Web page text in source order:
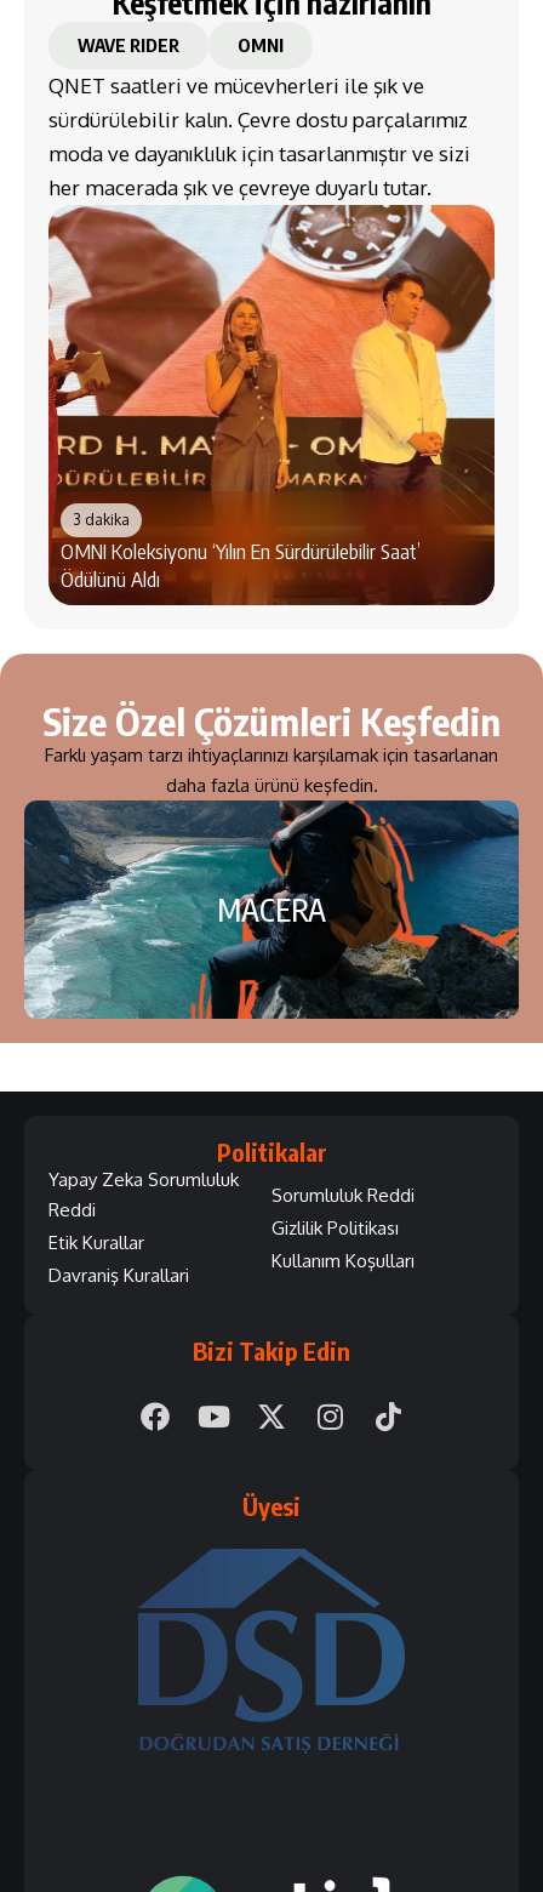
WAVE RIDER OMNI
QNET saatleri ve mücevherleri ile şık ve
sürdürülebilir kalın. Çevre dostu parçalarımız
moda ve dayanıklılık için tasarlanmıştır ve sizi
her macerada şık ve çevreye duyarlı tutar.
3 dakika
OMNI Koleksiyonu ‘Yılın En Sürdürülebilir Saat’
Ödülünü Aldı
Size Özel Çözümleri Keşfedin
Farklı yaşam tarzı ihtiyaçlarınızı karşılamak için tasarlanan
daha fazla ürünü keşfedin.
MACERA
Politikalar
Yapay Zeka Sorumluluk
Reddi
Etik Kurallar
Davraniş Kurallari
Sorumluluk Reddi
Gizlilik Politikası
Kullanım Koşulları
Bizi Takip Edin
Üyesi